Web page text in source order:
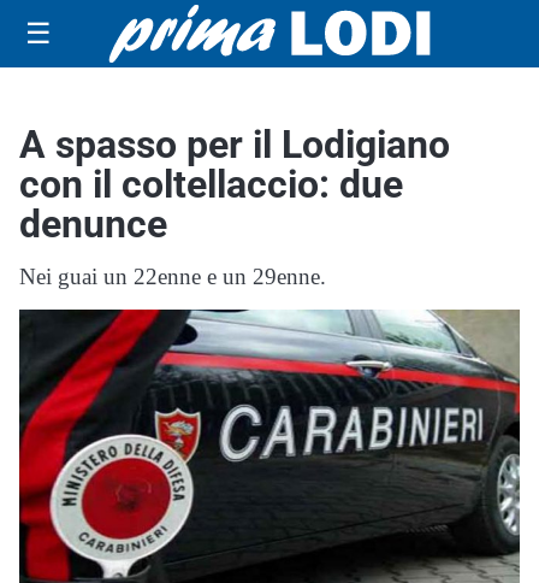
☰
A spasso per il Lodigiano
con il coltellaccio: due
denunce
Nei guai un 22enne e un 29enne.